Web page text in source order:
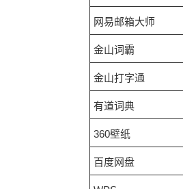
网易邮箱大师
金山词霸
金山打字通
有道词典
360壁纸
百度网盘